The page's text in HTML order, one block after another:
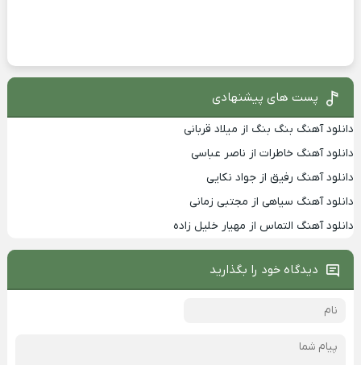
پست های پیشنهادی
دانلود آهنگ بنگ بنگ از میلاد قربانی
دانلود آهنگ خاطرات از ناصر عباسی
دانلود آهنگ رفیق از جواد نکایی
دانلود آهنگ سیاهی از مجتبی زمانی
دانلود آهنگ التماس از مهیار خلیل زاده
دیدگاه خود را بگذارید